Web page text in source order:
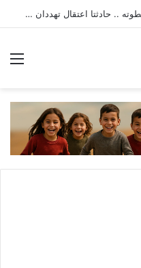
قانون الجرائم الإلكترونية يستعيد سطوته .. حادثتا اعتقال تهددان حرية التعبير